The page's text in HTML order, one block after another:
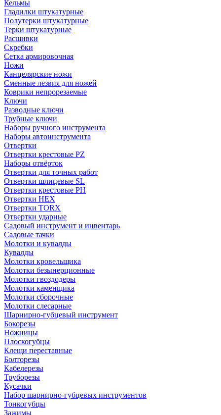
Кельмы
Гладилки штукатурные
Полутерки штукатурные
Терки штукатурные
Расшивки
Скребки
Сетка армировочная
Ножи
Канцелярские ножи
Сменные лезвия для ножей
Коврики непрорезаемые
Ключи
Разводные ключи
Трубные ключи
Наборы ручного инструмента
Наборы автоинструмента
Отвертки
Отвертки крестовые PZ
Наборы отвёрток
Отвертки для точных работ
Отвертки шлицевые SL
Отвертки крестовые PH
Отвертки HEX
Отвертки TORX
Отвертки ударные
Садовый инструмент и инвентарь
Садовые тачки
Молотки и кувалды
Кувалды
Молотки кровельщика
Молотки безынерционные
Молотки гвоздодеры
Молотки каменщика
Молотки сборочные
Молотки слесарные
Шарнирно-губцевый инструмент
Бокорезы
Ножницы
Плоскогубцы
Клещи переставные
Болторезы
Кабелерезы
Труборезы
Кусачки
Набор шарнирно-губцевых инструментов
Тонкогубцы
Зажимы